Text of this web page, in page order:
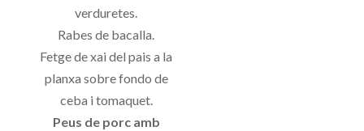
verduretes.
Rabes de bacalla.
Fetge de xai del pais a la
planxa sobre fondo de
ceba i tomaquet.
Peus de porc amb